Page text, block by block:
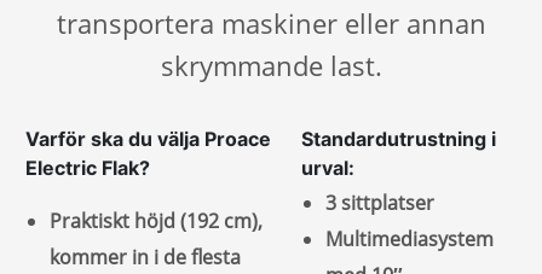
transportera maskiner eller annan
skrymmande last.
Varför ska du välja Proace
Electric Flak?
Standardutrustning i
urval:
Praktiskt höjd (192 cm),
kommer in i de flesta
3 sittplatser
Multimediasystem